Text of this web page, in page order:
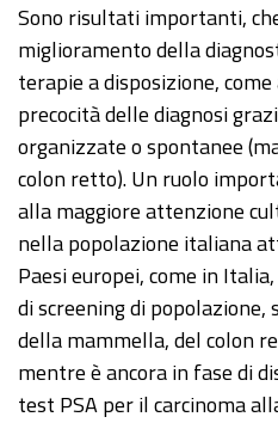
Sono risultati importanti,
miglioramento della
terapie a disposizione,
precocità delle diagnosi
organizzate o spontanee
colon retto). Un ruolo
alla maggiore attenzione
nella popolazione italiana
Paesi europei, come in
di screening di
della mammella, del colon
mentre è ancora in fase di
test PSA per il carcinoma